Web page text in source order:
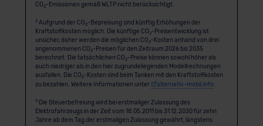
CO2-Emissionen gemäß WLTP nicht berücksichtigt.
2Aufgrund der CO2-Bepreisung sind künftig Erhöhungen der
Kraftstoffkosten möglich. Die künftige CO2-Preisentwicklung ist
unsicher, daher werden die möglichen CO2-Kosten anhand von drei
angenommenen CO2-Preisen für den Zeitraum 2026 bis 2035
berechnet. Die tatsächlichen CO2-Preise können sowohl höher als
auch niedriger als in den hier zugrundeliegenden Modellrechnungen
ausfallen. Die CO2-Kosten sind beim Tanken mit den Kraftstoffkosten
zu bezahlen. Weitere Informationen unter
alternativ-mobil.info.
3Die Steuerbefreiung wird bei erstmaliger Zulassung des
Elektrofahrzeugs in der Zeit vom 18.05.2011 bis 31.12.2030 für zehn
Jahre ab dem Tag der erstmaligen Zulassung gewährt, längstens